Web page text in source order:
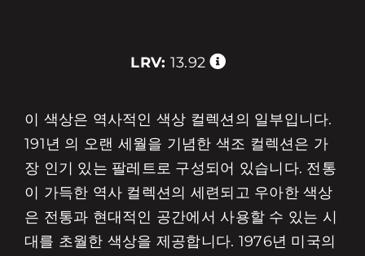
LRV: 13.92
이 색상은 역사적인 색상 컬렉션의 일부입니다.
191년 의 오랜 세월을 기념한 색조 컬렉션은 가
장 인기 있는 팔레트로 구성되어 있습니다. 전통
이 가득한 역사 컬렉션의 세련되고 우아한 색상
은 전통과 현대적인 공간에서 사용할 수 있는 시
대를 초월한 색상을 제공합니다. 1976년 미국의